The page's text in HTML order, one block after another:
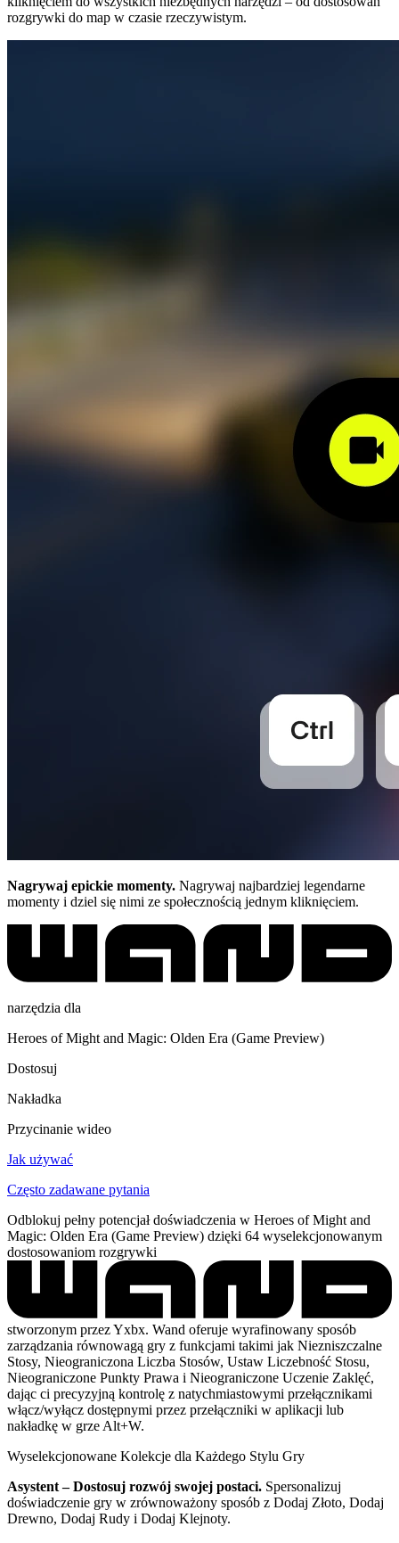
rozgrywki do map w czasie rzeczywistym.
Nagrywaj epickie momenty. Nagrywaj najbardziej legendarne
momenty i dziel się nimi ze społecznością jednym kliknięciem.
narzędzia dla
Heroes of Might and Magic: Olden Era (Game Preview)
Dostosuj
Nakładka
Przycinanie wideo
Jak używać
Często zadawane pytania
Odblokuj pełny potencjał doświadczenia w Heroes of Might and
Magic: Olden Era (Game Preview) dzięki 64 wyselekcjonowanym
dostosowaniom rozgrywki
stworzonym przez Yxbx. Wand oferuje wyrafinowany sposób
zarządzania równowagą gry z funkcjami takimi jak Niezniszczalne
Stosy, Nieograniczona Liczba Stosów, Ustaw Liczebność Stosu,
Nieograniczone Punkty Prawa i Nieograniczone Uczenie Zaklęć,
dając ci precyzyjną kontrolę z natychmiastowymi przełącznikami
włącz/wyłącz dostępnymi przez przełączniki w aplikacji lub
nakładkę w grze Alt+W.
Wyselekcjonowane Kolekcje dla Każdego Stylu Gry
Asystent – Dostosuj rozwój swojej postaci. Spersonalizuj
doświadczenie gry w zrównoważony sposób z Dodaj Złoto, Dodaj
Drewno, Dodaj Rudy i Dodaj Klejnoty.